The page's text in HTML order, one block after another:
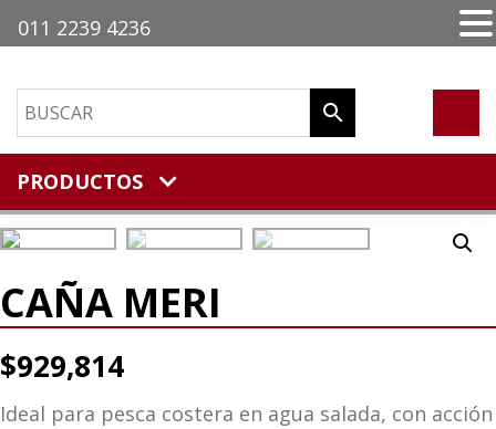
PRODUCTOS
CAÑA MERI
$929,814
Ideal para pesca costera en agua salada, con acción
011 2239 4236